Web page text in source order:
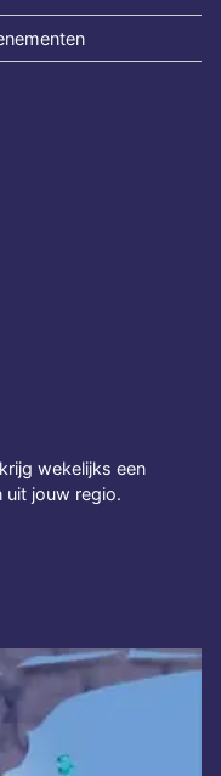
wekelijks een
uit jouw regio.